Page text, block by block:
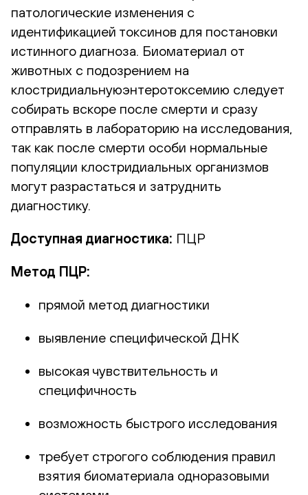
патологические изменения с
идентификацией токсинов для постановки
истинного диагноза. Биоматериал от
животных с подозрением на
клостридиальнуюэнтеротоксемию следует
собирать вскоре после смерти и сразу
отправлять в лабораторию на исследования,
так как после смерти особи нормальные
популяции клостридиальных организмов
могут разрастаться и затруднить
диагностику.
Доступная диагностика: ПЦР
Метод ПЦР:
прямой метод диагностики
выявление специфической ДНК
высокая чувствительность и
специфичность
возможность быстрого исследования
требует строгого соблюдения правил
взятия биоматериала одноразовыми